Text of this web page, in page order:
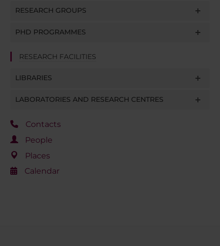
RESEARCH GROUPS
PHD PROGRAMMES
RESEARCH FACILITIES
LIBRARIES
LABORATORIES AND RESEARCH CENTRES
Contacts
People
Places
Calendar